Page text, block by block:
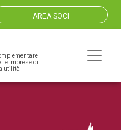
AREA SOCI
imprese di
utilità